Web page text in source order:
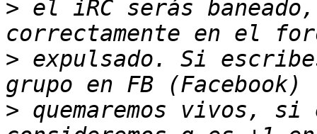
> el iRC serás
> expulsado. Si
> quemaremos vivos,